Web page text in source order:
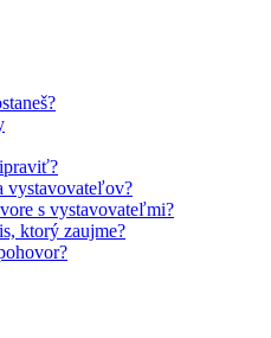
vystavovateľov?
s vystavovateľmi?
ktorý zaujme?